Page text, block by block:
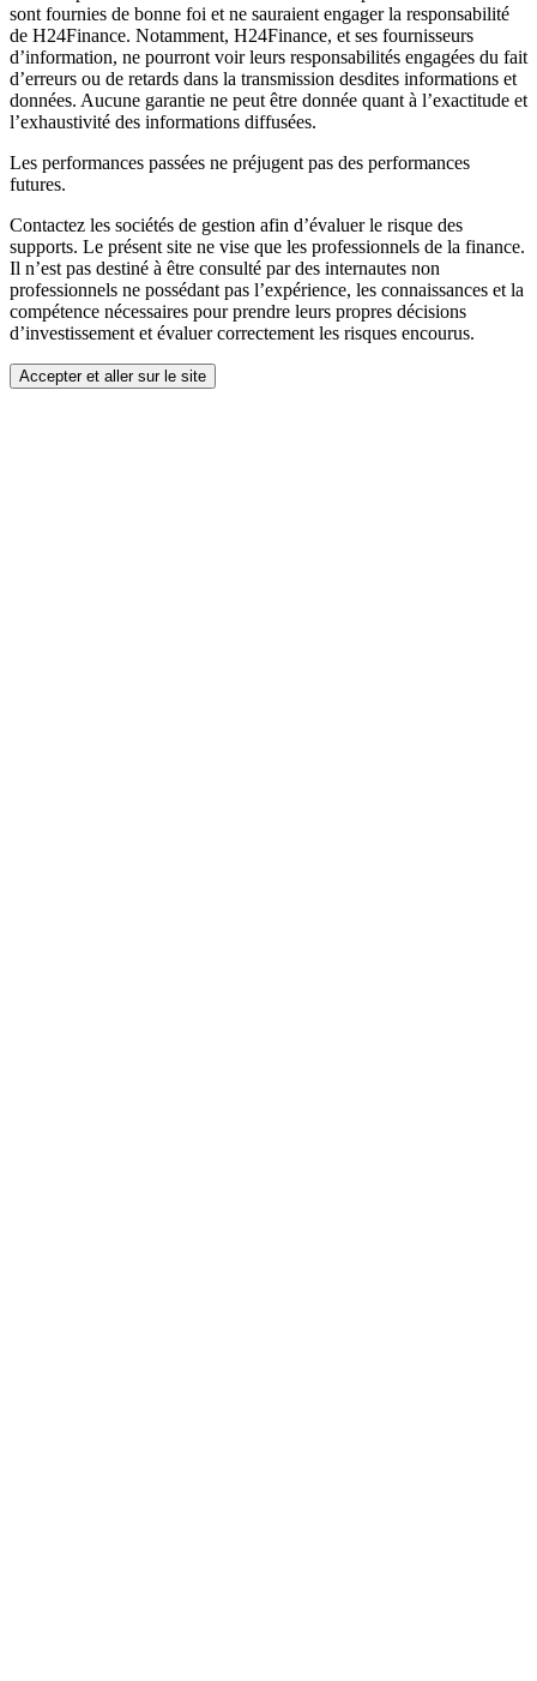
sont fournies de bonne foi et ne sauraient engager la responsabilité
de H24Finance. Notamment, H24Finance, et ses fournisseurs
d’information, ne pourront voir leurs responsabilités engagées du fait
d’erreurs ou de retards dans la transmission desdites informations et
données. Aucune garantie ne peut être donnée quant à l’exactitude et
l’exhaustivité des informations diffusées.
Les performances passées ne préjugent pas des performances
futures.
Contactez les sociétés de gestion afin d’évaluer le risque des
supports. Le présent site ne vise que les professionnels de la finance.
Il n’est pas destiné à être consulté par des internautes non
professionnels ne possédant pas l’expérience, les connaissances et la
compétence nécessaires pour prendre leurs propres décisions
d’investissement et évaluer correctement les risques encourus.
Accepter et aller sur le site